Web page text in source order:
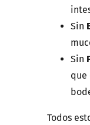
Sin
Sin
que
Todos